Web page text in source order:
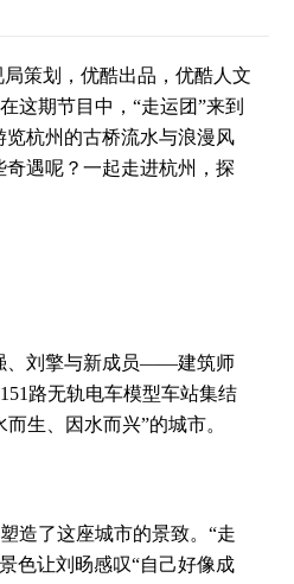
策划，优酷出品，优酷人文
这期节目中，“走运团”来到
杭州的古桥流水与浪漫风
遇呢？一起走进杭州，探
、刘擎与新成员——建筑师
路无轨电车模型车站集结
生、因水而兴”的城市。
造了这座城市的景致。“走
色让刘旸感叹“自己好像成